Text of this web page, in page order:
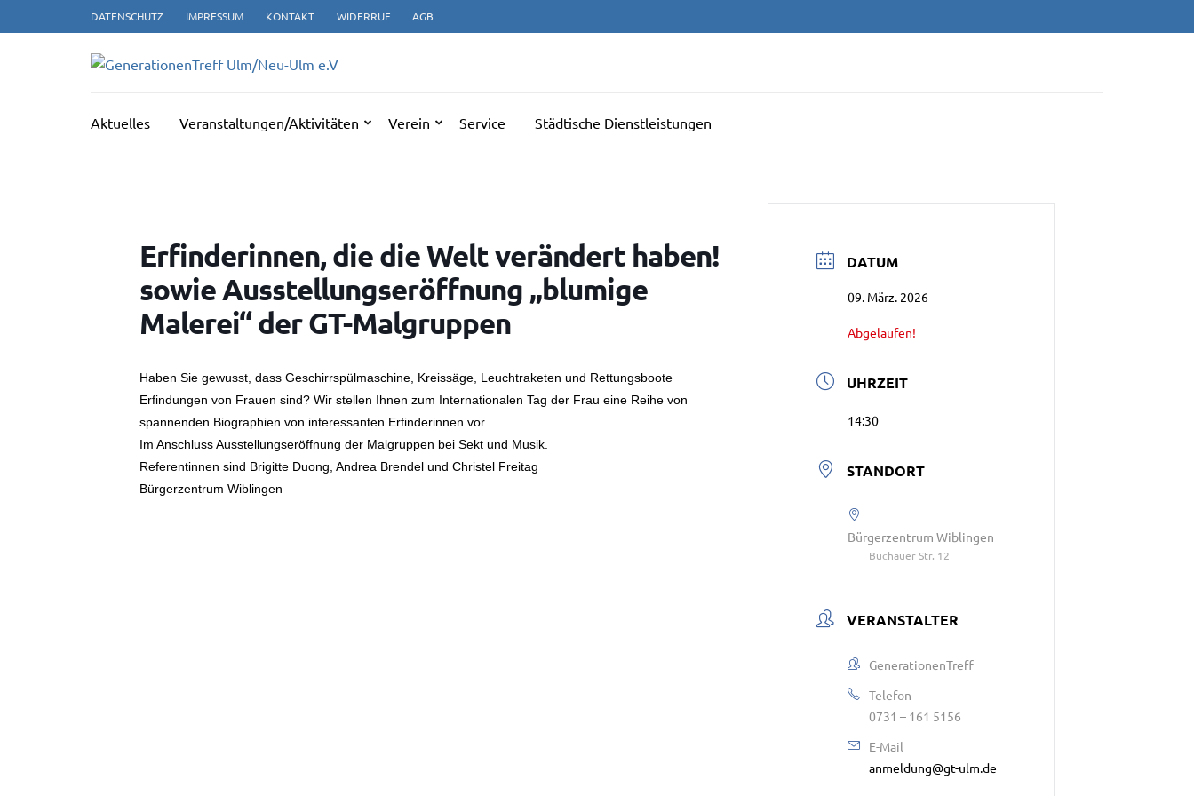
Inhalt
DATENSCHUTZ IMPRESSUM KONTAKT WIDERRUF AGB
Aktuelles Veranstaltungen/Aktivitäten Verein Service Städtische Dienstleistungen
Erfinderinnen, die die Welt verändert haben!
sowie Ausstellungseröffnung „blumige
Malerei“ der GT-Malgruppen
Haben Sie gewusst, dass Geschirrspülmaschine, Kreissäge, Leuchtraketen und Rettungsboote
Erfindungen von Frauen sind? Wir stellen Ihnen zum Internationalen Tag der Frau eine Reihe von
spannenden Biographien von interessanten Erfinderinnen vor.
Im Anschluss Ausstellungseröffnung der Malgruppen bei Sekt und Musik.
Referentinnen sind Brigitte Duong, Andrea Brendel und Christel Freitag
Bürgerzentrum Wiblingen
DATUM
09. März. 2026
Abgelaufen!
UHRZEIT
14:30
STANDORT
Bürgerzentrum Wiblingen
Buchauer Str. 12
VERANSTALTER
GenerationenTreff
Telefon
0731 – 161 5156
E-Mail
anmeldung@gt-ulm.de